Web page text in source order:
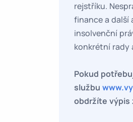
rejstříku.
finance a další
insolvenční
konkrétní rady
Pokud
službu
obdržíte výpis